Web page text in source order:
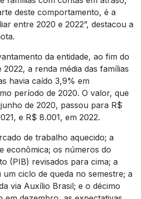
deste comportamento, é a
entre 2020 e 2022”, destacou a
da entidade, ao fim do
a renda média das famílias
havia caído 3,9% em
período de 2020. O valor, que
de 2020, passou para R$
e R$ 8.001, em 2022.
de trabalho aquecido; a
econômica; os números do
(PIB) revisados para cima; a
ciclo de queda no semestre; a
via Auxílio Brasil; e o décimo